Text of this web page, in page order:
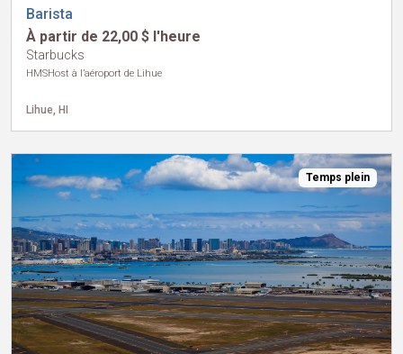
Barista
À partir de 22,00 $ l'heure
Starbucks
HMSHost à l’aéroport de Lihue
Lihue, HI
Temps plein